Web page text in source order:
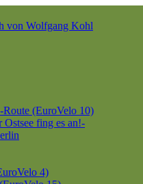
Route (EuroVelo 10)
fing es an!-
4)